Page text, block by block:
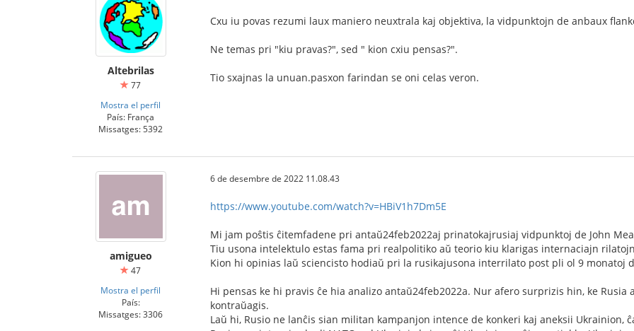
Altebrilas
77
Mostra el perfil
País: França
Missatges: 5392
Cxu iu povas rezumi laux maniero neuxtrala kaj objektiva, la vidpunktojn de anbaux
Ne temas pri "kiu pravas?", sed " kion cxiu pensas?".
Tio sxajnas la unuan.pasxon farindan se oni celas veron.
amigueo
47
Mostra el perfil
País:
Missatges: 3306
6 de desembre de 2022 11.08.43
https://www.youtube.com/watch?v=HBiV1h7Dm5E
Mi jam poŝtis ĉitemfadene pri antaŭ24feb2022aj prinatokajrusiaj vidpunktoj de John
Tiu usona intelektulo estas fama pri realpolitiko aŭ teorio kiu klarigas internaciajn
Kion hi opinias laŭ sciencisto hodiaŭ pri la rusikajusona interrilato post pli ol 9 monatoj
Hi pensas ke hi pravis ĉe hia analizo antaŭ24feb2022a. Nur afero surprizis hin, ke Rusia
kontraŭagis.
Laŭ hi, Rusio ne lanĉis sian militan kampanjon intence de konkeri kaj aneksii Ukrainion,